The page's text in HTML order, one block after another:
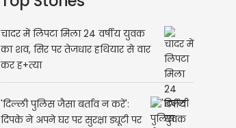
चादर में लिपटा मिला 24 वर्षीय युवक
का शव, सिर पर तेजधार हथियार से वार
कर ह+त्या
'दिल्ली पुलिस जैसा बर्ताव न करें':
दिपके ने अपने घर पर सुरक्षा ड्यूटी पर